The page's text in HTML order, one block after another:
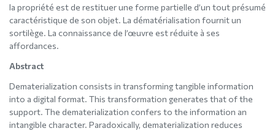
la propriété est de restituer une forme partielle d’un tout présumé
caractéristique de son objet. La dématérialisation fournit un
sortilège. La connaissance de l’œuvre est réduite à ses
affordances.
Abstract
Dematerialization consists in transforming tangible information
into a digital format. This transformation generates that of the
support. The dematerialization confers to the information an
intangible character. Paradoxically, dematerialization reduces